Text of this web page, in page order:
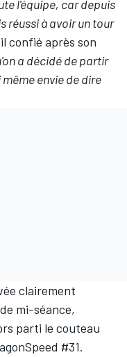
l'équipe, car depuis
réussi à avoir un tour
confié après son
a décidé de partir
envie de dire
clairement
mi-séance,
parti le couteau
#31.